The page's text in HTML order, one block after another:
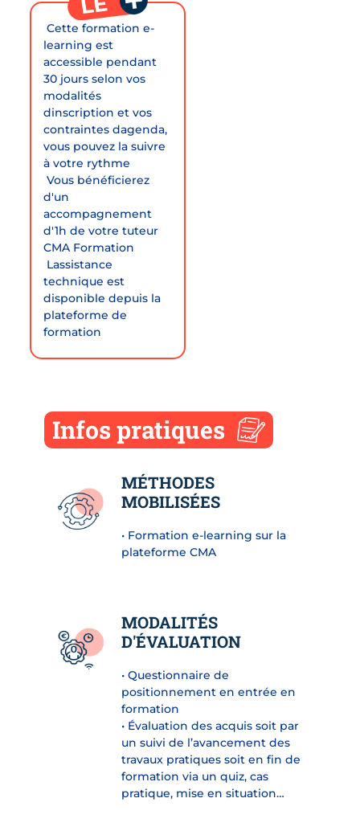
 Cette formation e-
learning est
accessible pendant
30 jours selon vos
modalités
dinscription et vos
contraintes dagenda,
vous pouvez la suivre
à votre rythme
 Vous bénéficierez
d'un
accompagnement
d'1h de votre tuteur
CMA Formation
 Lassistance
technique est
disponible depuis la
plateforme de
formation
Infos pratiques
MÉTHODES
MOBILISÉES
• Formation e-learning sur la
plateforme CMA
MODALITÉS
D'ÉVALUATION
• Questionnaire de
positionnement en entrée en
formation
• Évaluation des acquis soit par
un suivi de l’avancement des
travaux pratiques soit en fin de
formation via un quiz, cas
pratique, mise en situation…